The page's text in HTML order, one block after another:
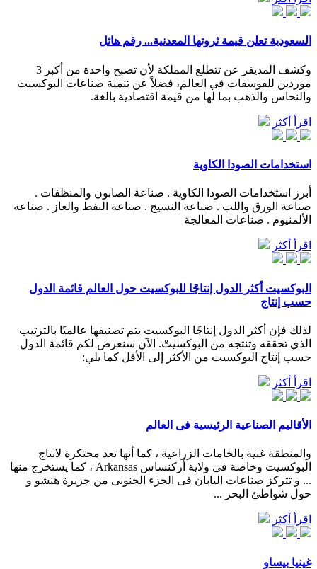
السعودية تعلن قيمة ثروتها المعدنية... رقم هائل
وكشف المديفر عن تتطلع المملكة لأن تصبح واحدة من أكبر 3
موردين للفوسفات في العالم، فضلاً عن تنمية صناعات البوكسيت
والنحاس والذهب بما لها من قيمة اقتصادية بالغة.
اقرأ أكثر
استخدامات الصودا الكاوية
أبرز استخدامات الصودا الكاوية . صناعة الصابون والمنظفات .
صناعة الورق واللب . صناعة النسيج . صناعة النفط والغاز . صناعة
الألمنيوم . صناعات المعالجة
اقرأ أكثر
البوكسيت أكثر الدول إنتاجًا للبوكسيت حول العالم قائمة الدول
حسب إنتاج
لذلك فإن أكثر الدول إنتاجًا البوكسيت يتم تصنيفها عالميًا بالترتيب
الذي تحققه وتنتجه من البوكسيتْ. الآن سنعرض لكم قائمة الدول
حسب إنتاج البوكسيت من الأكثر إلى الأقل كما يلي:
اقرأ أكثر
الأقاليم الصناعية الرئيسية فى العالم
والمنطقة غنية بالخامات الزراعية ، كما أنها تعد محتكرة لانتاج
البوكسيت وخاصة فى ولاية أركنساس Arkansas ، كما يستخرج منها
... و تتركز صناعات اليابان فى الجزء الجنوبى من جزيرة هنشو و
حول شواطئ البحر ...
اقرأ أكثر
غينيا بيساو